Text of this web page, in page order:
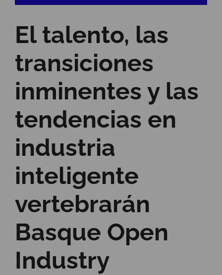
El talento, las
transiciones
inminentes y las
tendencias en
industria
inteligente
vertebrarán
Basque Open
Industry